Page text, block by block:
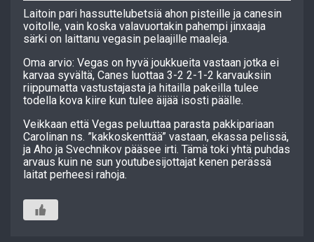
Laitoin pari hassuttelubetsiä ahon pisteille ja canesin
voitolle, vain koska valavuortakin pahempi jinxaaja
särki on laittanu vegasin pelaajille maaleja.
Oma arvio: Vegas on hyvä joukkueita vastaan jotka ei
karvaa syvältä, Canes luottaa 3-2 2-1-2 karvauksiin
riippumatta vastustajasta ja hitailla pakeilla tulee
todella kova kiire kun tulee äijää isosti päälle.
Veikkaan että Vegas peluuttaa parasta pakkipariaan
Carolinan ns. ”kakkoskenttää” vastaan, ekassa pelissä,
ja Aho ja Svechnikov pääsee irti. Tämä toki yhtä puhdas
arvaus kuin ne sun youtubesijottajat kenen perässä
laitat perheesi rahoja.